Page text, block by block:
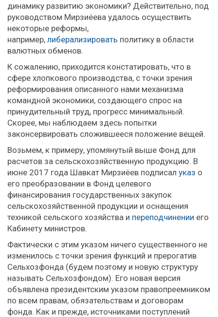
динамику развитию экономики? Действительно, под
руководством Мирзиёева удалось осуществить
некоторые реформы,
например, либерализировать политику в области
валютных обменов.
К сожалению, приходится констатировать, что в
сфере хлопкового производства, с точки зрения
реформирования описанного нами механизма
командной экономики, создающего спрос на
принудительный труд, прогресс минимальный.
Скорее, мы наблюдаем здесь попытки
законсервировать сложившееся положение вещей.
Возьмем, к примеру, упомянутый выше Фонд для
расчетов за сельскохозяйственную продукцию. В
июне 2017 года Шавкат Мирзиёев подписал указ о
его преобразовании в Фонд целевого
финансирования государственных закупок
сельскохозяйственной продукции и оснащения
техникой сельского хозяйства и переподчинении его
Кабинету министров.
Фактически с этим указом ничего существенного не
изменилось с точки зрения функций и прерогатив
Сельхозфонда (будем поэтому и новую структуру
называть Сельхозфондом). Его новая версия
объявлена президентским указом правопреемником
по всем правам, обязательствам и договорам
фонда. Как и прежде, источниками поступлений